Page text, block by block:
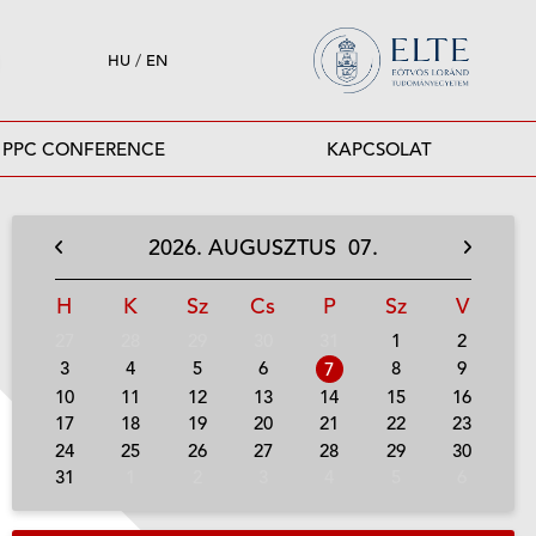
HU / EN
PPC CONFERENCE KAPCSOLAT
2026. AUGUSZTUS 07.
H K Sz Cs P Sz V
1
2
3
4 5 6 7 8
9
10
11 12 13 14 15
16
17
18 19 20 21 22
23
24
25 26 27 28 29
30
31